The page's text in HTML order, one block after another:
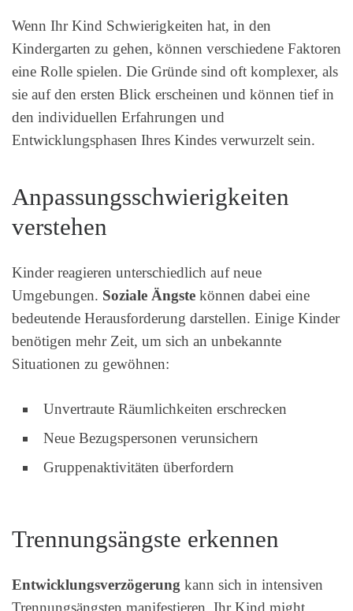
Wenn Ihr Kind Schwierigkeiten hat, in den
Kindergarten zu gehen, können verschiedene Faktoren
eine Rolle spielen. Die Gründe sind oft komplexer, als
sie auf den ersten Blick erscheinen und können tief in
den individuellen Erfahrungen und
Entwicklungsphasen Ihres Kindes verwurzelt sein.
Anpassungsschwierigkeiten
verstehen
Kinder reagieren unterschiedlich auf neue
Umgebungen. Soziale Ängste können dabei eine
bedeutende Herausforderung darstellen. Einige Kinder
benötigen mehr Zeit, um sich an unbekannte
Situationen zu gewöhnen:
Unvertraute Räumlichkeiten erschrecken
Neue Bezugspersonen verunsichern
Gruppenaktivitäten überfordern
Trennungsängste erkennen
Entwicklungsverzögerung kann sich in intensiven
Trennungsängsten manifestieren. Ihr Kind might